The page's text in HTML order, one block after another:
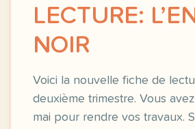
LECTURE:
NOIR
Voici la nouvelle fiche de
deuxième trimestre. Vous avez
mai pour rendre vos travaux.